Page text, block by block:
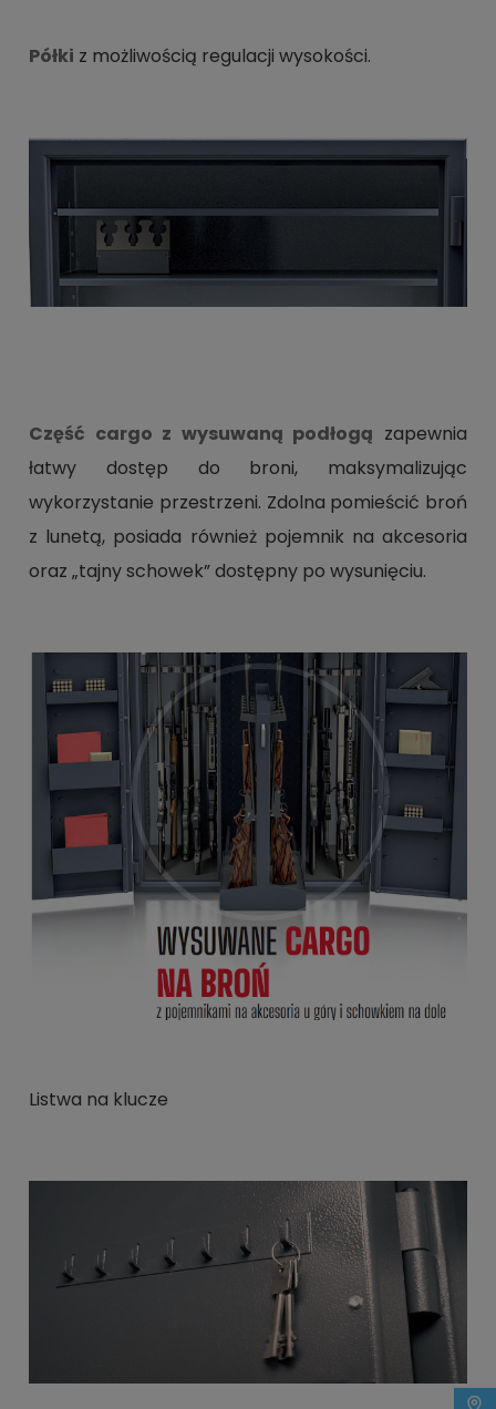
Półki z możliwością regulacji wysokości.
Część cargo z wysuwaną podłogą zapewnia
łatwy dostęp do broni, maksymalizując
wykorzystanie przestrzeni. Zdolna pomieścić broń
z lunetą, posiada również pojemnik na akcesoria
oraz „tajny schowek” dostępny po wysunięciu.
Listwa na klucze